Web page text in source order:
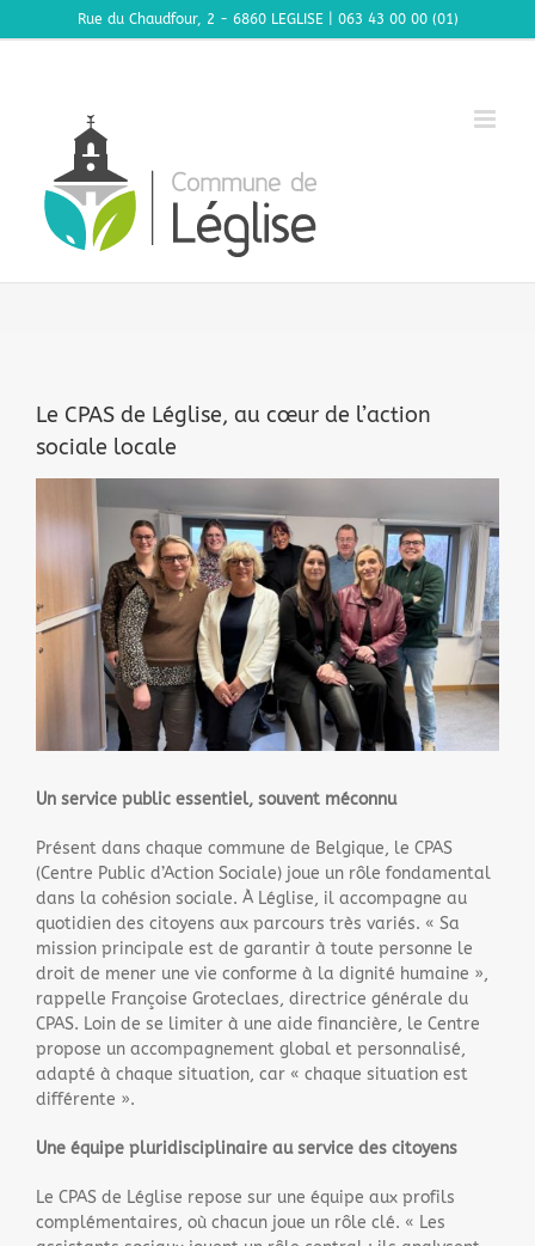
au
Rue du Chaudfour, 2 - 6860 LEGLISE | 063 43 00 00 (01)
Le CPAS de Léglise, au cœur de l’action
sociale locale
l'image
Un service public essentiel, souvent méconnu
Présent dans chaque commune de Belgique, le CPAS
(Centre Public d’Action Sociale) joue un rôle fondamental
dans la cohésion sociale. À Léglise, il accompagne au
quotidien des citoyens aux parcours très variés. « Sa
mission principale est de garantir à toute personne le
droit de mener une vie conforme à la dignité humaine »,
rappelle Françoise Groteclaes, directrice générale du
CPAS. Loin de se limiter à une aide financière, le Centre
propose un accompagnement global et personnalisé,
adapté à chaque situation, car « chaque situation est
différente ».
Une équipe pluridisciplinaire au service des citoyens
Le CPAS de Léglise repose sur une équipe aux profils
complémentaires, où chacun joue un rôle clé. « Les